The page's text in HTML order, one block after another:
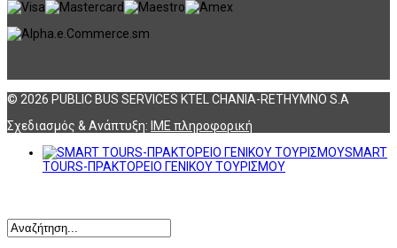
© 2026 PUBLIC BUS SERVICES KTEL CHANIA-RETHYMNO S.A
Σχεδιασμός & Ανάπτυξη: ΙΜΕ πληροφορική
SMART
TOURS-ΠΡΑΚΤΟΡΕΙΟ ΓΕΝΙΚΟΥ ΤΟΥΡΙΣΜΟΥ